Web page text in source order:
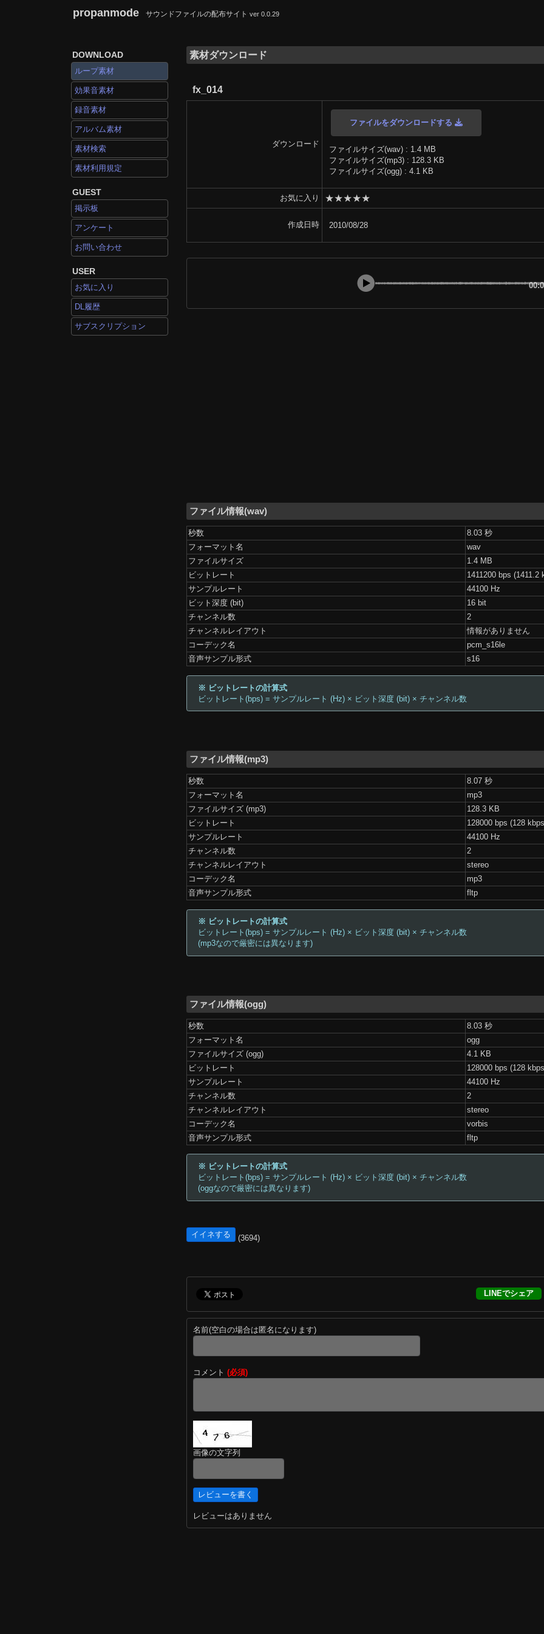
propanmode サウンドファイルの配布サイト ver 0.0.29
DOWNLOAD
ループ素材
効果音素材
録音素材
アルバム素材
素材検索
素材利用規定
GUEST
掲示板
アンケート
お問い合わせ
USER
お気に入り
DL履歴
サブスクリプション
素材ダウンロード
fx_014
ダウンロード
ファイルをダウンロードする
ファイルサイズ(wav) : 1.4 MB
ファイルサイズ(mp3) : 128.3 KB
ファイルサイズ(ogg) : 4.1 KB
お気に入り ★★★★★
作成日時 2010/08/28
ファイル情報(wav)
秒数
8.03 秒
フォーマット名
wav
ファイルサイズ
1.4 MB
ビットレート
1411200 bps (1411.2
サンプルレート
44100 Hz
ビット深度 (bit)
16 bit
チャンネル数
2
チャンネルレイアウト
情報がありません
コーデック名
pcm_s16le
音声サンプル形式
s16
※ ビットレートの計算式
ビットレート(bps) = サンプルレート (Hz) × ビット深度 (bit) × チャンネル数
ファイル情報(mp3)
秒数
8.07 秒
フォーマット名
mp3
ファイルサイズ (mp3)
128.3 KB
ビットレート
128000 bps (128
サンプルレート
44100 Hz
チャンネル数
2
チャンネルレイアウト
stereo
コーデック名
mp3
音声サンプル形式
fltp
※ ビットレートの計算式
ビットレート(bps) = サンプルレート (Hz) × ビット深度 (bit) × チャンネル数
(mp3なので厳密には異なります)
ファイル情報(ogg)
秒数
8.03 秒
フォーマット名
ogg
ファイルサイズ (ogg)
4.1 KB
ビットレート
128000 bps (128
サンプルレート
44100 Hz
チャンネル数
2
チャンネルレイアウト
stereo
コーデック名
vorbis
音声サンプル形式
fltp
※ ビットレートの計算式
ビットレート(bps) = サンプルレート (Hz) × ビット深度 (bit) × チャンネル数
(oggなので厳密には異なります)
イイネする (3694)
LINEでシェア
名前(空白の場合は匿名になります)
コメント (必須)
画像の文字列
レビューはありません